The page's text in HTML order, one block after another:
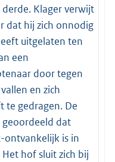
derde. Klager verwijt
dat hij zich onnodig
uitgelaten ten
een
door tegen
en zich
te gedragen. De
dat
ontvankelijk is in
hof sluit zich bij